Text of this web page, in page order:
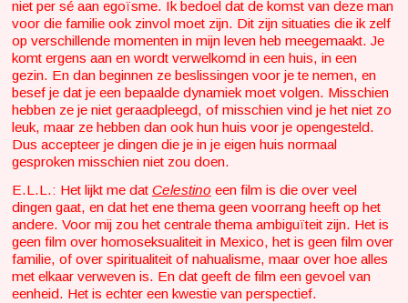
niet per sé aan egoïsme. Ik bedoel dat de komst van deze man
voor die familie ook zinvol moet zijn. Dit zijn situaties die ik zelf
op verschillende momenten in mijn leven heb meegemaakt. Je
komt ergens aan en wordt verwelkomd in een huis, in een
gezin. En dan beginnen ze beslissingen voor je te nemen, en
besef je dat je een bepaalde dynamiek moet volgen. Misschien
hebben ze je niet geraadpleegd, of misschien vind je het niet zo
leuk, maar ze hebben dan ook hun huis voor je opengesteld.
Dus accepteer je dingen die je in je eigen huis normaal
gesproken misschien niet zou doen.
E.L.L.: Het lijkt me dat Celestino een film is die over veel
dingen gaat, en dat het ene thema geen voorrang heeft op het
andere. Voor mij zou het centrale thema ambiguïteit zijn. Het is
geen film over homoseksualiteit in Mexico, het is geen film over
familie, of over spiritualiteit of nahualisme, maar over hoe alles
met elkaar verweven is. En dat geeft de film een gevoel van
eenheid. Het is echter een kwestie van perspectief.